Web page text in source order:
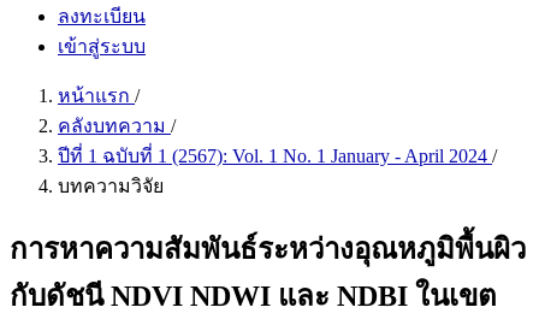
ลงทะเบียน
เข้าสู่ระบบ
หน้าแรก /
คลังบทความ /
ปีที่ 1 ฉบับที่ 1 (2567): Vol. 1 No. 1 January - April 2024 /
บทความวิจัย
การหาความสัมพันธ์ระหว่างอุณหภูมิพื้นผิว
กับดัชนี NDVI NDWI และ NDBI ในเขต